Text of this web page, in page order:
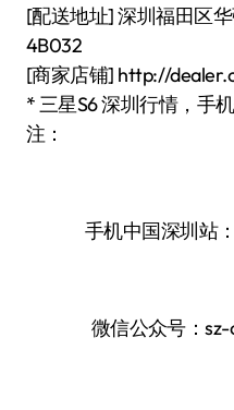
[配送地址] 深圳福田区
4B032
[商家店铺] http://
* 三星S6 深圳行情，手
注：
手机中国深圳站：
微信公众号：